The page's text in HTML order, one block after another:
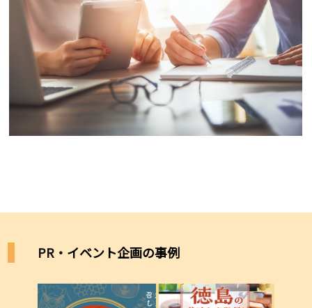
PR・ イベント企画の事例